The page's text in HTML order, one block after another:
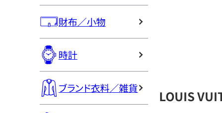
財布／小物
時計
ブランド衣料／雑貨 LOUIS